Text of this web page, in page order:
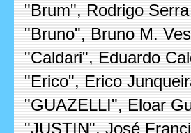
"Brum", Rodrigo
"Bruno", Bruno M.
"Caldari", Eduardo
"Erico", Erico
"GUAZELLI", Eloar
"JUSTIN", José